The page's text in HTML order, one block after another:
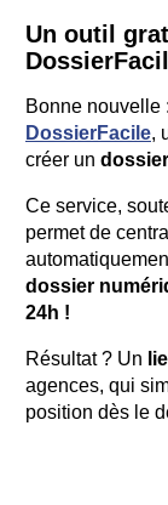
Un outil
Bonne nouvelle
DossierFacile,
créer un
Ce service,
permet de
dossier
24h !
Résultat ? Un
agences, qui
position dès le